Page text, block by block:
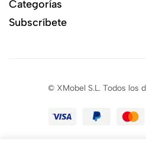
Categorías
Subscríbete
© XMobel S.L. Todos los